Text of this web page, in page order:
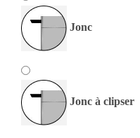
Jonc
Jonc à clipser